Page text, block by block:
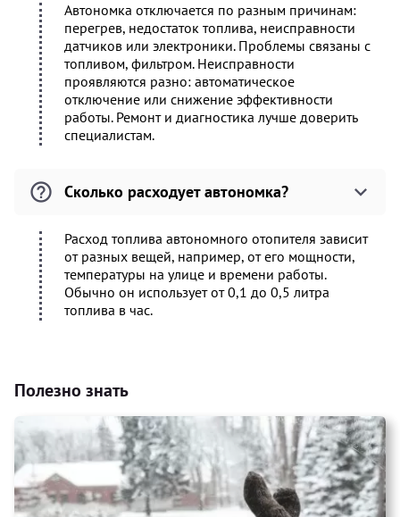
Автономка отключается по разным причинам:
перегрев, недостаток топлива, неисправности
датчиков или электроники. Проблемы связаны с
топливом, фильтром. Неисправности
проявляются разно: автоматическое
отключение или снижение эффективности
работы. Ремонт и диагностика лучше доверить
специалистам.
Сколько расходует автономка?
Расход топлива автономного отопителя зависит
от разных вещей, например, от его мощности,
температуры на улице и времени работы.
Обычно он использует от 0,1 до 0,5 литра
топлива в час.
Полезно знать